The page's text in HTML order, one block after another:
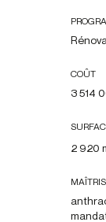
COÛT
3 514
2 920